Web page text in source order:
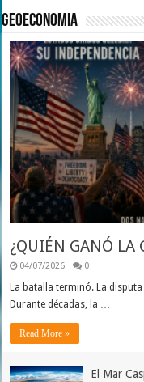
Geoeconomia
¿QUIÉN GANÓ LA
04/07/2026 0
La batalla terminó. La
Durante décadas, la …
Read More »
El Mar